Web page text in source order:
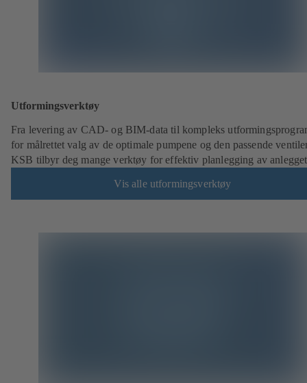
Utformingsverktøy
Fra levering av CAD- og BIM-data til kompleks
for målrettet valg av de optimale pumpene og den passende
KSB tilbyr deg mange verktøy for effektiv planlegging av
Vis alle utformingsverktøy